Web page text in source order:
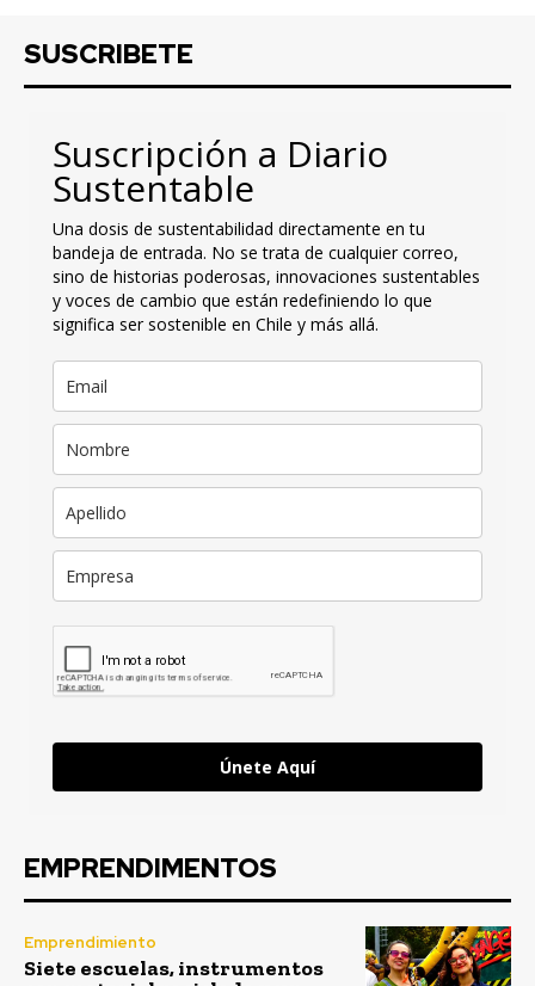
SUSCRIBETE
Suscripción a Diario
Sustentable
Una dosis de sustentabilidad directamente en tu
bandeja de entrada. No se trata de cualquier correo,
sino de historias poderosas, innovaciones sustentables
y voces de cambio que están redefiniendo lo que
significa ser sostenible en Chile y más allá.
Únete Aquí
EMPRENDIMENTOS
Emprendimiento
Siete escuelas, instrumentos